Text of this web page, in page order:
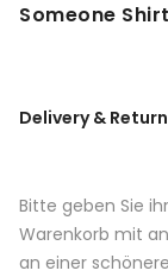
Someone
Delivery & Return
Bitte geben Sie
Warenkorb mit
an einer